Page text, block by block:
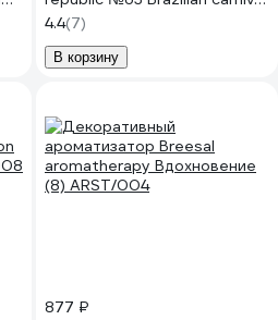
90 мл 93834
4.4(7)
В корзину
877 ₽